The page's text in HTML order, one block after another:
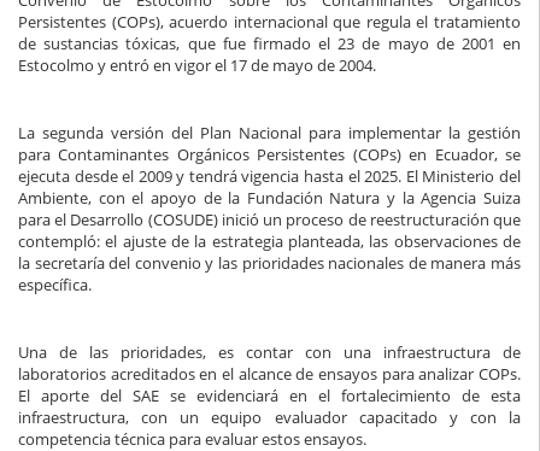
Persistentes (COPs), acuerdo internacional que regula el tratamiento
de sustancias tóxicas, que fue firmado el 23 de mayo de 2001 en
Estocolmo y entró en vigor el 17 de mayo de 2004.
La segunda versión del Plan Nacional para implementar la gestión
para Contaminantes Orgánicos Persistentes (COPs) en Ecuador, se
ejecuta desde el 2009 y tendrá vigencia hasta el 2025. El Ministerio del
Ambiente, con el apoyo de la Fundación Natura y la Agencia Suiza
para el Desarrollo (COSUDE) inició un proceso de reestructuración que
contempló: el ajuste de la estrategia planteada, las observaciones de
la secretaría del convenio y las prioridades nacionales de manera más
específica.
Una de las prioridades, es contar con una infraestructura de
laboratorios acreditados en el alcance de ensayos para analizar COPs.
El aporte del SAE se evidenciará en el fortalecimiento de esta
infraestructura, con un equipo evaluador capacitado y con la
competencia técnica para evaluar estos ensayos.